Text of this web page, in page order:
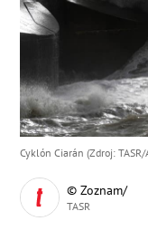
Cyklón Ciarán (Zdroj:
© Zoznam/
TASR